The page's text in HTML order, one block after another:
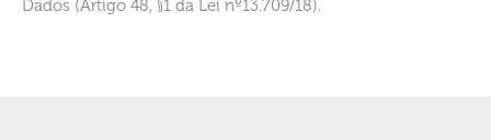
Dados (Artigo 48, §1 da Lei nº13.709/18).